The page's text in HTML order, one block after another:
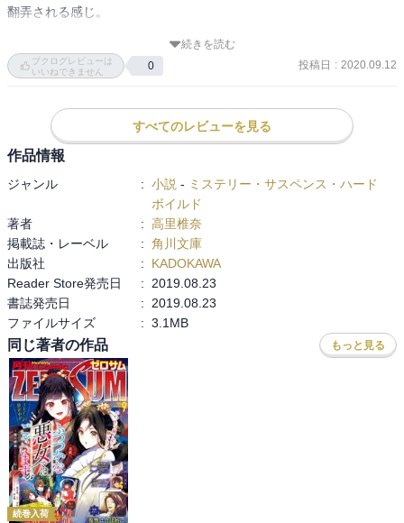
翻弄される感じ。
合間の短編？の夏原さんの機転は良かった。
もう執事ではないけれど、
いつまでシリーズ続くかなぁ。
そろそろ既刊新刊に追いつきそう？
続きを読む
ブクログレビューは
いいねできません
0 投稿日 : 2020.09.12
すべてのレビューを見る
作品情報
ジャンル : 小説 - ミステリー・サスペンス・ハード
ボイルド
著者
: 高里椎奈
掲載誌・レーベル
: 角川文庫
出版社
:
KADOKAWA
Reader Store発売日
:
2019.08.23
書誌発売日
:
2019.08.23
ファイルサイズ
: 3.1MB
同じ著者の作品 もっと見る
続巻入荷